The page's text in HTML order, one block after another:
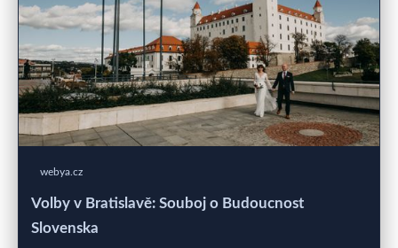
webya.cz
Volby v Bratislavě: Souboj o Budoucnost
Slovenska